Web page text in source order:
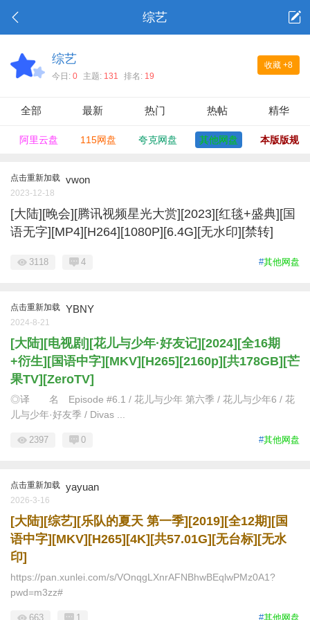
综艺
收藏 +8
综艺
今日: 0 主题: 131 排名: 19
全部 最新 热门 热帖 精华
阿里云盘 115网盘 夸克网盘 其他网盘 本版版规
点击重新加载 vwon
2023-12-18
[大陆][晚会][腾讯视频星光大赏][2023][红毯+盛典][国
语无字][MP4][H264][1080P][6.4G][无水印][禁转]
#其他网盘
3118 4
点击重新加载 YBNY
2024-8-21
[大陆][电视剧][花儿与少年·好友记][2024][全16期
+衍生][国语中字][MKV][H265][2160p][共178GB][芒
果TV][ZeroTV]
◎译 名 Episode #6.1 / 花儿与少年 第六季 / 花儿与少年6 / 花
儿与少年·好友季 / Divas ...
#其他网盘
2397 0
点击重新加载 yayuan
2026-3-16
[大陆][综艺][乐队的夏天 第一季][2019][全12期][国
语中字][MKV][H265][4K][共57.01G][无台标][无水
印]
https://pan.xunlei.com/s/VOnqgLXnrAFNBhwBEqlwPMz0A1?
pwd=m3zz#
#其他网盘
663 1